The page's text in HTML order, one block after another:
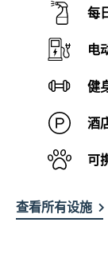
查看所有设施